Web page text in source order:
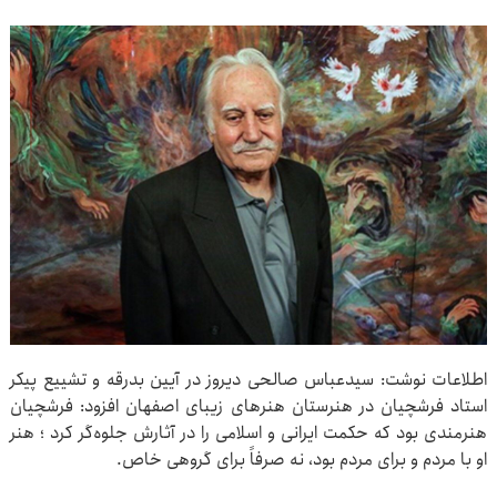
اطلاعات نوشت: سیدعباس صالحی دیروز در آیین بدرقه و تشییع پیکر
استاد فرشچیان در هنرستان هنرهای زیبای اصفهان افزود: فرشچیان
هنرمندی بود که حکمت ایرانی و اسلامی را در آثارش جلوه‌گر کرد ؛ هنر
او با مردم و برای مردم بود، نه صرفاً برای گروهی خاص.